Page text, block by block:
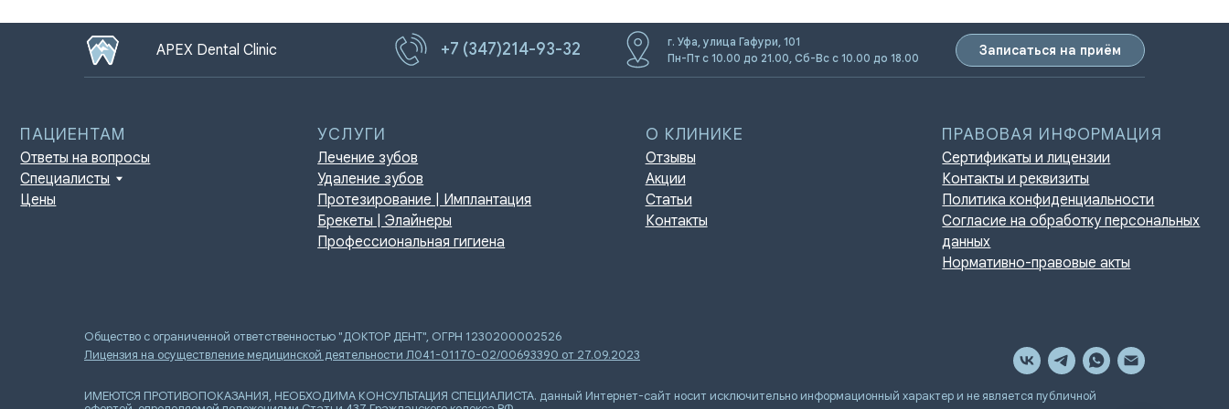
APEX Dental Clinic +7 (347)214-93-32
г. Уфа, улица Гафури, 101
Пн-Пт с 10.00 до 21.00, Сб-Вс с 10.00 до 18.00
Записаться на приём
ПАЦИЕНТАМ
Цены
УСЛУГИ
Протезирование | Имплантация
Брекеты | Элайнеры
Профессиональная гигиена
О КЛИНИКЕ ПРАВОВАЯ ИНФОРМАЦИЯ
Политика конфиденциальности
Согласие на обработку персональных
Нормативно-правовые акты
Общество с ограниченной ответственностью "ДОКТОР ДЕНТ", ОГРН 1230200002526
Лицензия на осуществление медицинской деятельности Л041-01170-02/00693390 от 27.09.2023
ИМЕЮТСЯ ПРОТИВОПОКАЗАНИЯ, НЕОБХОДИМА КОНСУЛЬТАЦИЯ СПЕЦИАЛИСТА. данный Интернет-сайт носит исключительно информационный характер и не является публичной